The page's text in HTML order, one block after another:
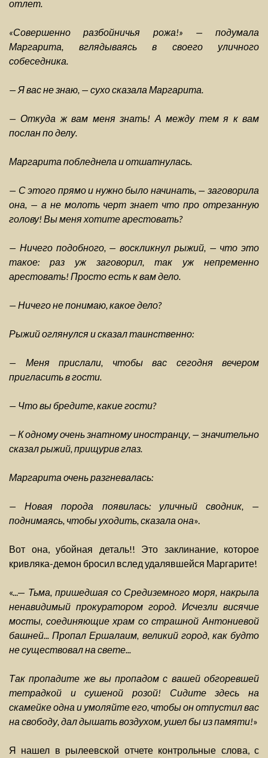
отлет.
«Совершенно разбойничья рожа!» — подумала
Маргарита, вглядываясь в своего уличного
собеседника.
— Я вас не знаю, — сухо сказала Маргарита.
— Откуда ж вам меня знать! А между тем я к вам
послан по делу.
Маргарита побледнела и отшатнулась.
— С этого прямо и нужно было начинать, — заговорила
она, — а не молоть черт знает что про отрезанную
голову! Вы меня хотите арестовать?
— Ничего подобного, — воскликнул рыжий, — что это
такое: раз уж заговорил, так уж непременно
арестовать! Просто есть к вам дело.
— Ничего не понимаю, какое дело?
Рыжий оглянулся и сказал таинственно:
— Меня прислали, чтобы вас сегодня вечером
пригласить в гости.
— Что вы бредите, какие гости?
— К одному очень знатному иностранцу, — значительно
сказал рыжий, прищурив глаз.
Маргарита очень разгневалась:
— Новая порода появилась: уличный сводник, —
поднимаясь, чтобы уходить, сказала она».
Вот она, убойная деталь!! Это заклинание, которое
кривляка-демон бросил вслед удалявшейся Маргарите!
«...— Тьма, пришедшая со Средиземного моря, накрыла
ненавидимый прокуратором город. Исчезли висячие
мосты, соединяющие храм со страшной Антониевой
башней... Пропал Ершалаим, великий город, как будто
не существовал на свете...
Так пропадите же вы пропадом с вашей обгоревшей
тетрадкой и сушеной розой! Сидите здесь на
скамейке одна и умоляйте его, чтобы он отпустил вас
на свободу, дал дышать воздухом, ушел бы из памяти!»
Я нашел в рылеевской отчете контрольные слова, с